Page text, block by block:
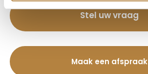
Stel uw vraag
Maak een afspraak